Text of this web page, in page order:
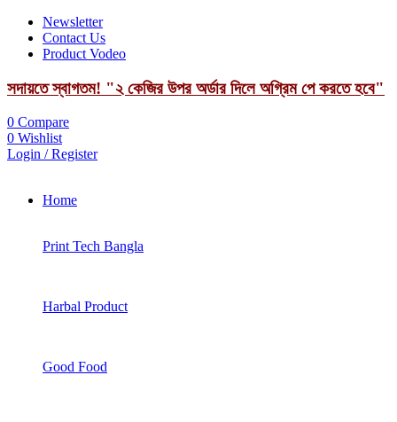
Newsletter
Contact Us
Product Vodeo
সদায়তে স্বাগতম! "২ কেজির উপর অর্ডার দিলে অগ্রিম পে করতে হবে"
0 Compare
0 Wishlist
Login / Register
Home
Print Tech Bangla
Harbal Product
Good Food